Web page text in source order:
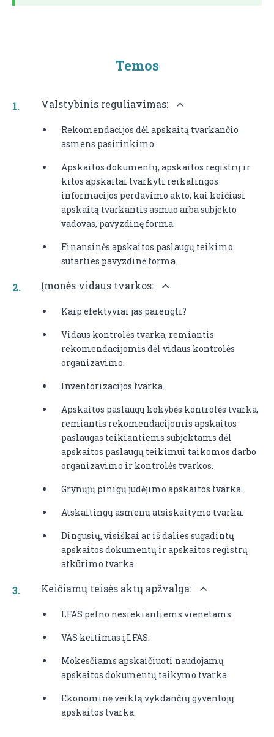
Temos
Valstybinis reguliavimas:
Rekomendacijos dėl apskaitą tvarkančio
asmens pasirinkimo.
Apskaitos dokumentų, apskaitos registrų ir
kitos apskaitai tvarkyti reikalingos
informacijos perdavimo akto, kai keičiasi
apskaitą tvarkantis asmuo arba subjekto
vadovas, pavyzdinę forma.
Finansinės apskaitos paslaugų teikimo
sutarties pavyzdinė forma.
Įmonės vidaus tvarkos:
Kaip efektyviai jas parengti?
Vidaus kontrolės tvarka, remiantis
rekomendacijomis dėl vidaus kontrolės
organizavimo.
Inventorizacijos tvarka.
Apskaitos paslaugų kokybės kontrolės tvarka,
remiantis rekomendacijomis apskaitos
paslaugas teikiantiems subjektams dėl
apskaitos paslaugų teikimui taikomos darbo
organizavimo ir kontrolės tvarkos.
Grynųjų pinigų judėjimo apskaitos tvarka.
Atskaitingų asmenų atsiskaitymo tvarka.
Dingusių, visiškai ar iš dalies sugadintų
apskaitos dokumentų ir apskaitos registrų
atkūrimo tvarka.
Keičiamų teisės aktų apžvalga:
LFAS pelno nesiekiantiems vienetams.
VAS keitimas į LFAS.
Mokesčiams apskaičiuoti naudojamų
apskaitos dokumentų taikymo tvarka.
Ekonominę veiklą vykdančių gyventojų
apskaitos tvarka.